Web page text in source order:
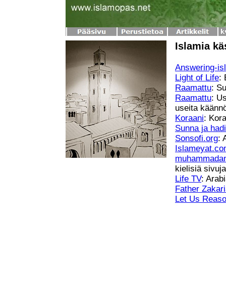
Islamia
Answering-
Light of Life:
Raamattu:
Raamattu:
useita
Koraani:
Sunna ja
Sonsofi.org:
kielisiä sivuja
Life TV:
Father
Let Us